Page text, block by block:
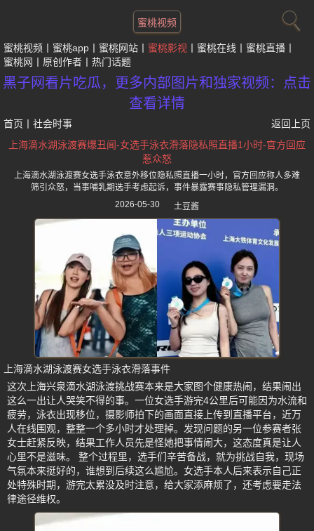
蜜桃视频
蜜桃视频 蜜桃app 蜜桃网站 蜜桃影视 蜜桃在线
蜜桃直播
蜜桃网
原创作者 热门话题
黑子网看片吃瓜，更多内部图片和独家视频：点击
查看详情
首页 社会时事
返回上页
上海滴水湖泳渡赛爆丑闻-女选手泳衣滑落隐私照直播1小时-官方回应
惹众怒
上海滴水湖泳渡赛女选手泳衣意外移位隐私照直播一小时，官方回应称人多难
筛引众怒，当事哺乳期选手考虑起诉，事件暴露赛事隐私管理漏洞。
2026-05-30
土豆酱
上海滴水湖泳渡赛女选手泳衣滑落事件
这次上海兴泉滴水湖泳渡挑战赛本来是大家图个健康热闹，结果闹出
这么一出让人哭笑不得的事。一位女选手游完4公里后可能因为水流和
疲劳，泳衣出现移位，摄影师拍下的画面直接上传到直播平台，近万
人在线围观，整整一个多小时才处理掉。发现问题的另一位参赛者张
女士赶紧反映，结果工作人员先是怪她把事情闹大，这态度真是让人
心里不是滋味。 整个过程里，选手们辛苦备战，就为挑战自我，现场
气氛本来挺好的，谁想到后续这么尴尬。女选手本人后来表示自己正
处特殊时期，游完太累没及时注意，给大家添麻烦了，还考虑要走法
律途径维权。